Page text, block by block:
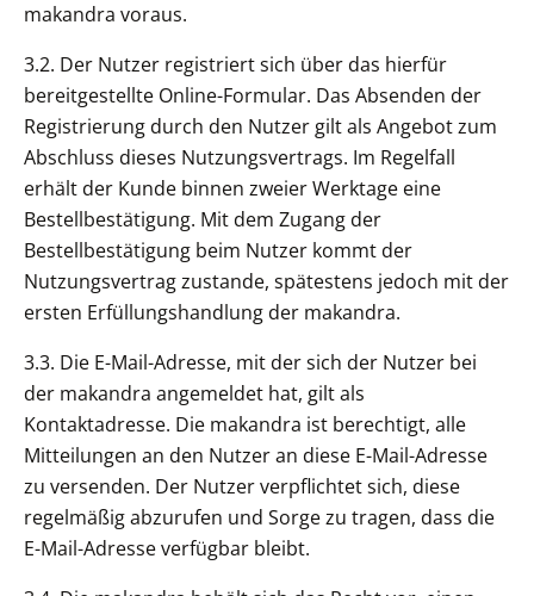
makandra voraus.
3.2. Der Nutzer registriert sich über das hierfür
bereitgestellte Online-Formular. Das Absenden der
Registrierung durch den Nutzer gilt als Angebot zum
Abschluss dieses Nutzungsvertrags. Im Regelfall
erhält der Kunde binnen zweier Werktage eine
Bestellbestätigung. Mit dem Zugang der
Bestellbestätigung beim Nutzer kommt der
Nutzungsvertrag zustande, spätestens jedoch mit der
ersten Erfüllungshandlung der makandra.
3.3. Die E-Mail-Adresse, mit der sich der Nutzer bei
der makandra angemeldet hat, gilt als
Kontaktadresse. Die makandra ist berechtigt, alle
Mitteilungen an den Nutzer an diese E-Mail-Adresse
zu versenden. Der Nutzer verpflichtet sich, diese
regelmäßig abzurufen und Sorge zu tragen, dass die
E-Mail-Adresse verfügbar bleibt.